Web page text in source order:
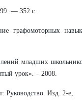
— 352 с.
графомоторных
младших
урок». – 2008.
Руководство. Изд. 2-е,